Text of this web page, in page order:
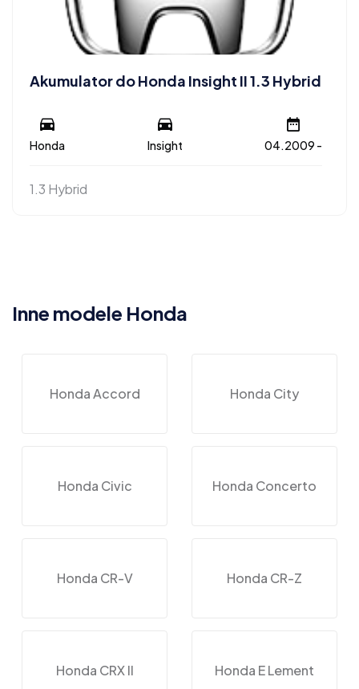
Akumulator do Honda Insight II 1.3 Hybrid
Honda Insight 04.2009 -
1.3 Hybrid
Inne modele Honda
Honda Accord Honda City
Honda Civic Honda Concerto
Honda CR-V Honda CR-Z
Honda CRX II Honda E Lement